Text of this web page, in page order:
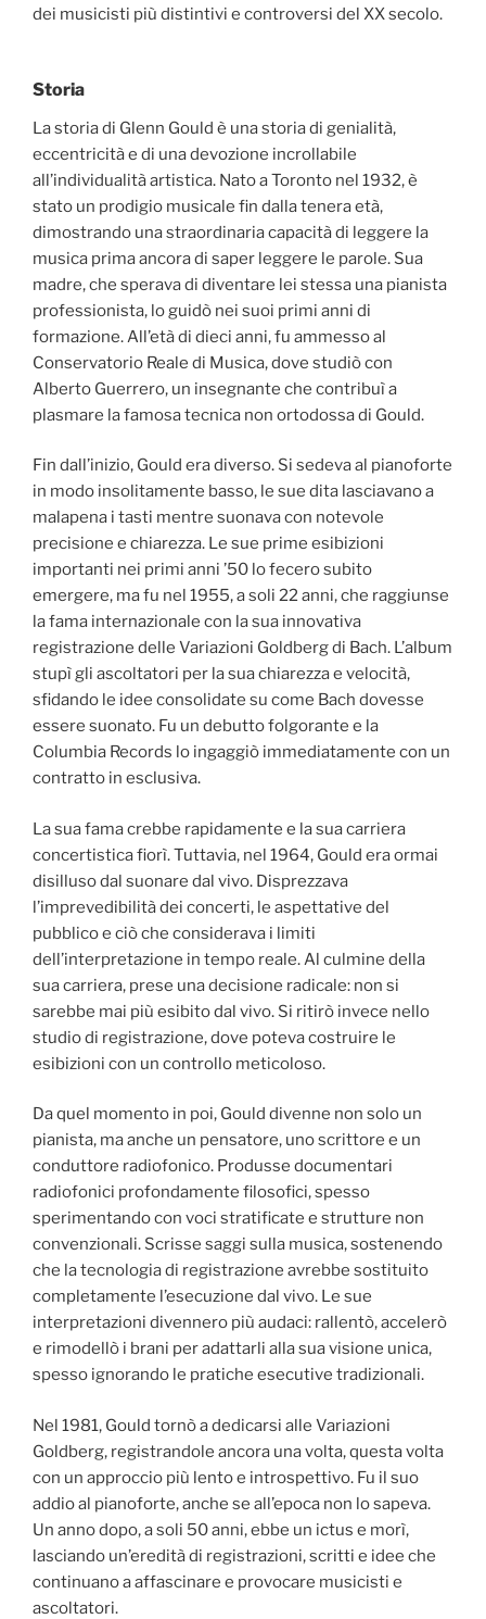
dei musicisti più distintivi e controversi del XX secolo.
Storia
La storia di Glenn Gould è una storia di genialità,
eccentricità e di una devozione incrollabile
all’individualità artistica. Nato a Toronto nel 1932, è
stato un prodigio musicale fin dalla tenera età,
dimostrando una straordinaria capacità di leggere la
musica prima ancora di saper leggere le parole. Sua
madre, che sperava di diventare lei stessa una pianista
professionista, lo guidò nei suoi primi anni di
formazione. All’età di dieci anni, fu ammesso al
Conservatorio Reale di Musica, dove studiò con
Alberto Guerrero, un insegnante che contribuì a
plasmare la famosa tecnica non ortodossa di Gould.
Fin dall’inizio, Gould era diverso. Si sedeva al pianoforte
in modo insolitamente basso, le sue dita lasciavano a
malapena i tasti mentre suonava con notevole
precisione e chiarezza. Le sue prime esibizioni
importanti nei primi anni ’50 lo fecero subito
emergere, ma fu nel 1955, a soli 22 anni, che raggiunse
la fama internazionale con la sua innovativa
registrazione delle Variazioni Goldberg di Bach. L’album
stupì gli ascoltatori per la sua chiarezza e velocità,
sfidando le idee consolidate su come Bach dovesse
essere suonato. Fu un debutto folgorante e la
Columbia Records lo ingaggiò immediatamente con un
contratto in esclusiva.
La sua fama crebbe rapidamente e la sua carriera
concertistica fiorì. Tuttavia, nel 1964, Gould era ormai
disilluso dal suonare dal vivo. Disprezzava
l’imprevedibilità dei concerti, le aspettative del
pubblico e ciò che considerava i limiti
dell’interpretazione in tempo reale. Al culmine della
sua carriera, prese una decisione radicale: non si
sarebbe mai più esibito dal vivo. Si ritirò invece nello
studio di registrazione, dove poteva costruire le
esibizioni con un controllo meticoloso.
Da quel momento in poi, Gould divenne non solo un
pianista, ma anche un pensatore, uno scrittore e un
conduttore radiofonico. Produsse documentari
radiofonici profondamente filosofici, spesso
sperimentando con voci stratificate e strutture non
convenzionali. Scrisse saggi sulla musica, sostenendo
che la tecnologia di registrazione avrebbe sostituito
completamente l’esecuzione dal vivo. Le sue
interpretazioni divennero più audaci: rallentò, accelerò
e rimodellò i brani per adattarli alla sua visione unica,
spesso ignorando le pratiche esecutive tradizionali.
Nel 1981, Gould tornò a dedicarsi alle Variazioni
Goldberg, registrandole ancora una volta, questa volta
con un approccio più lento e introspettivo. Fu il suo
addio al pianoforte, anche se all’epoca non lo sapeva.
Un anno dopo, a soli 50 anni, ebbe un ictus e morì,
lasciando un’eredità di registrazioni, scritti e idee che
continuano a affascinare e provocare musicisti e
ascoltatori.